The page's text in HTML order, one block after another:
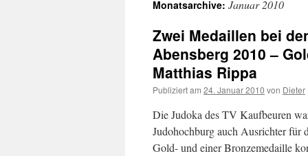
Inhalt
Monatsarchive: Januar 2010
Zwei Medaillen bei
Abensberg 2010 –
Matthias Rippa
Publiziert am 24. Januar 2010 von Dieter
Die Judoka des TV Kaufbeuren
Judohochburg auch Ausrichter für
Gold- und einer Bronzemedaille